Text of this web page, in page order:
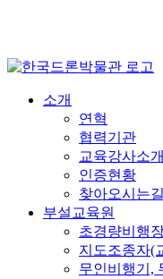
소개
연혁
협력기관
교육강사소개
인증현황
찾아오시는길
부설교육원
초경량비행
지도조종자(
무인비행기,